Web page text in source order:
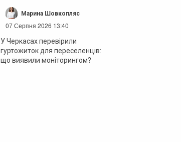
Марина Шовкопляс
07 Серпня 2026 13:40
У Черкасах перевірили
гуртожиток для переселенців:
що виявили моніторингом?